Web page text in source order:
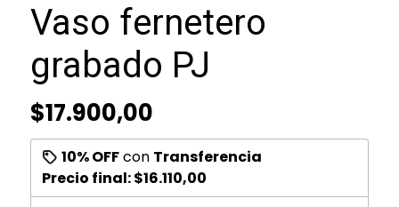
Vaso fernetero
grabado PJ
$17.900,00
10% OFFcon Transferencia
Precio final:$16.110,00